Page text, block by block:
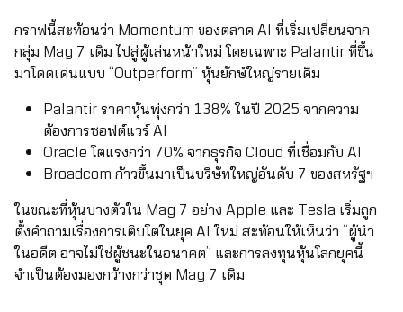
กราฟนี้สะท้อนว่า Momentum ของตลาด AI ที่เริ่มเปลี่ยนจาก
กลุ่ม Mag 7 เดิม ไปสู่ผู้เล่นหน้าใหม่ โดยเฉพาะ Palantir ที่ขึ้น
มาโดดเด่นแบบ “Outperform” หุ้นยักษ์ใหญ่รายเดิม
Palantir ราคาหุ้นพุ่งกว่า 138% ในปี 2025 จากความ
ต้องการซอฟต์แวร์ AI
Oracle โตแรงกว่า 70% จากธุรกิจ Cloud ที่เชื่อมกับ AI
Broadcom ก้าวขึ้นมาเป็นบริษัทใหญ่อันดับ 7 ของสหรัฐฯ
ในขณะที่หุ้นบางตัวใน Mag 7 อย่าง Apple และ Tesla เริ่มถูก
ตั้งคำถามเรื่องการเติบโตในยุค AI ใหม่ สะท้อนให้เห็นว่า “ผู้นำ
ในอดีต อาจไม่ใช่ผู้ชนะในอนาคต” และการลงทุนหุ้นโลกยุคนี้
จำเป็นต้องมองกว้างกว่าชุด Mag 7 เดิม